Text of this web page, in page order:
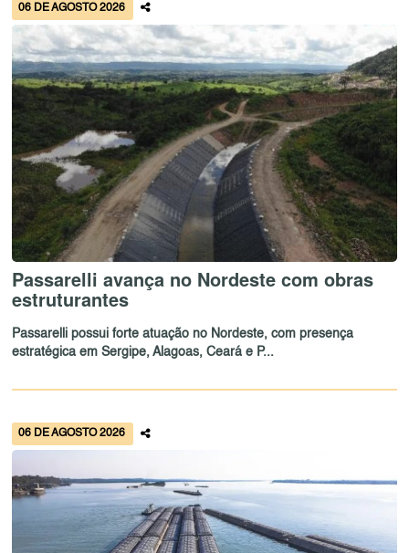
06 DE AGOSTO 2026
Passarelli avança no Nordeste com obras
estruturantes
Passarelli possui forte atuação no Nordeste, com presença
estratégica em Sergipe, Alagoas, Ceará e P...
06 DE AGOSTO 2026